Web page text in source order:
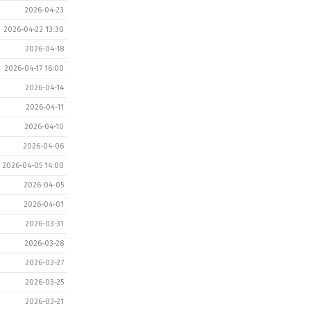
2026-04-23
2026-04-22 13:30
2026-04-18
2026-04-17 16:00
2026-04-14
2026-04-11
2026-04-10
2026-04-06
2026-04-05 14:00
2026-04-05
2026-04-01
2026-03-31
2026-03-28
2026-03-27
2026-03-25
2026-03-21